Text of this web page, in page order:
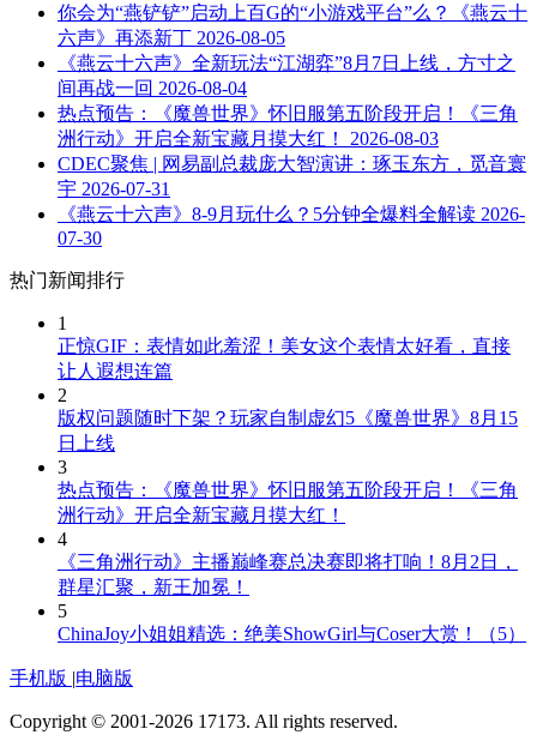
你会为“燕铲铲”启动上百G的“小游戏平台”么？《燕云十
六声》再添新丁 2026-08-05
《燕云十六声》全新玩法“江湖弈”8月7日上线，方寸之
间再战一回 2026-08-04
热点预告：《魔兽世界》怀旧服第五阶段开启！《三角
洲行动》开启全新宝藏月摸大红！
2026-08-03
CDEC聚焦 | 网易副总裁庞大智演讲：琢玉东方，觅音寰
宇 2026-07-31
《燕云十六声》8-9月玩什么？5分钟全爆料全解读 2026-
07-30
热门新闻排行
1
正惊GIF：表情如此羞涩！美女这个表情太好看，直接
让人遐想连篇
2
版权问题随时下架？玩家自制虚幻5《魔兽世界》8月15
日上线
3
热点预告：《魔兽世界》怀旧服第五阶段开启！《三角
洲行动》开启全新宝藏月摸大红！
4
《三角洲行动》主播巅峰赛总决赛即将打响！8月2日，
群星汇聚，新王加冕！
5
ChinaJoy小姐姐精选：绝美ShowGirl与Coser大赏！（5）
手机版 |电脑版
Copyright © 2001-2026 17173. All rights reserved.